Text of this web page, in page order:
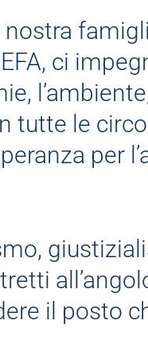
ci
tutte le
per
il posto